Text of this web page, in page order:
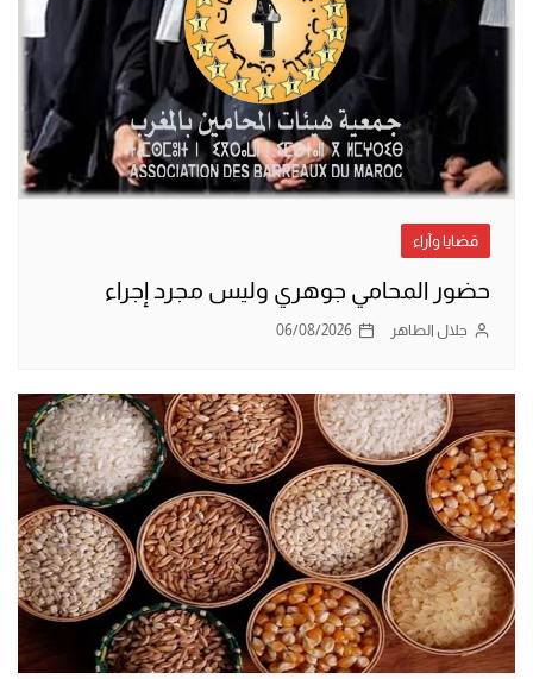
قضايا وآراء
حضور المحامي جوهري وليس مجرد إجراء
جلال الطاهر 06/08/2026